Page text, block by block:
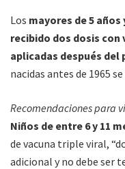
Los mayores de 5
recibido dos dosis
aplicadas después del
nacidas antes de 1965
Recomendaciones para
Niños de entre 6 y 11
de vacuna triple viral,
adicional y no debe ser